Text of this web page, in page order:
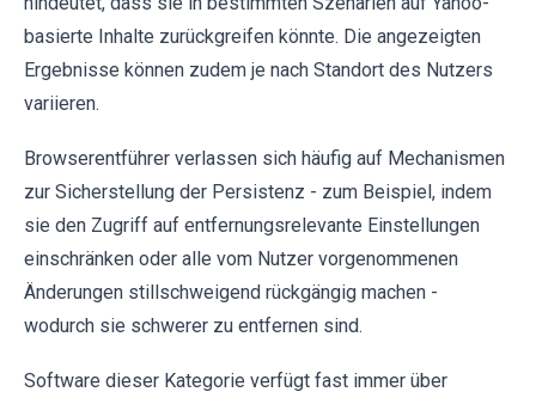
basierte Inhalte zurückgreifen könnte. Die angezeigten
Ergebnisse können zudem je nach Standort des Nutzers
variieren.
Browserentführer verlassen sich häufig auf Mechanismen
zur Sicherstellung der Persistenz - zum Beispiel, indem
sie den Zugriff auf entfernungsrelevante Einstellungen
einschränken oder alle vom Nutzer vorgenommenen
Änderungen stillschweigend rückgängig machen -
wodurch sie schwerer zu entfernen sind.
Software dieser Kategorie verfügt fast immer über